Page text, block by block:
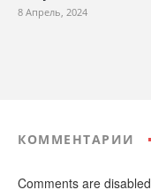
8 Апрель, 2024
КОММЕНТАРИИ
Comments are disabled